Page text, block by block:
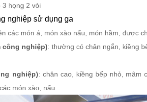
3 họng 2 vòi
nghiệp sử dụng ga
các món á, món xào nấu, món hầm, được
công nghiệp): thường có chân ngắn, kiềng
nghiệp): chân cao, kiềng bếp nhỏ, mâm
món xào, nấu...